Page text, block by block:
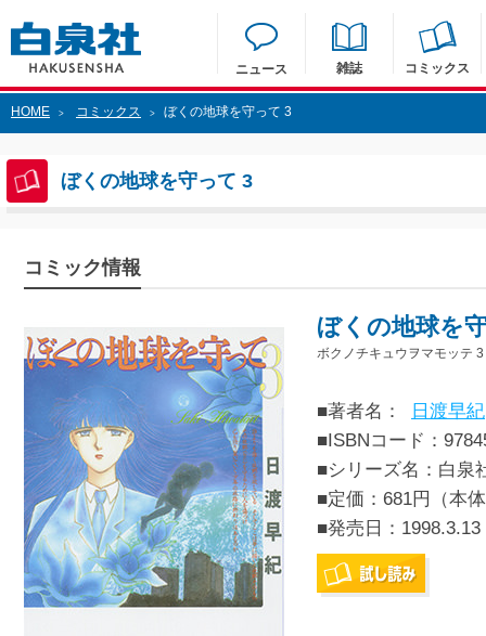
ニュース 雑誌 コミックス
HOME > コミックス > ぼくの地球を守って 3
ぼくの地球を守って 3
コミック情報
ぼくの地球を
ボクノチキュウヲマモッテ 3
■著者名：
日渡早紀
■ISBNコード：
■シリーズ名：白泉
■定価：681円（本
■発売日： 1998.3.13